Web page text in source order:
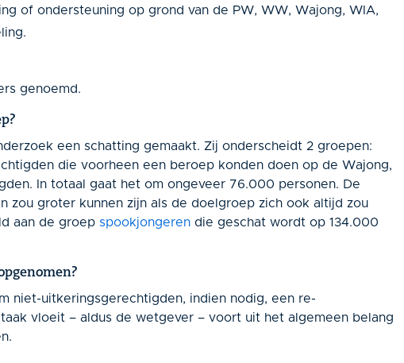
of ondersteuning op grond van de PW, WW, Wajong, WIA,
genoemd.
een schatting gemaakt. Zij onderscheidt 2 groepen:
die voorheen een beroep konden doen op de Wajong,
In totaal gaat het om ongeveer 76.000 personen. De
zou groter kunnen zijn als de doelgroep zich ook altijd zou
aan de groep spookjongeren die geschat wordt op 134.000
niet-uitkeringsgerechtigden, indien nodig, een re-
vloeit – aldus de wetgever – voort uit het algemeen belang